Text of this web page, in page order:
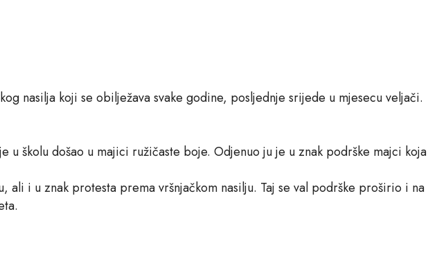
nasilja koji se obilježava svake godine, posljednje srijede u mjesecu veljači.
školu došao u majici ružičaste boje. Odjenuo ju je u znak podrške majci koja
i u znak protesta prema vršnjačkom nasilju. Taj se val podrške proširio i na